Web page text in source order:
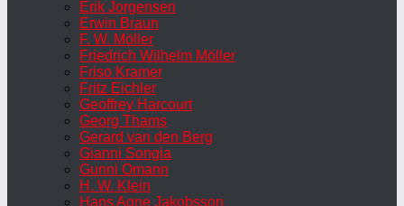
Erik Jorgensen
Erwin Braun
F. W. Möller
Friedrich Wilhelm Möller
Friso Kramer
Fritz Eichler
Geoffrey Harcourt
Georg Thams
Gerard van den Berg
Gianni Songia
Gunni Omann
H. W. Klein
Hans Agne Jakobsson